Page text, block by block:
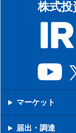
株式投
マーケット
届出・調達